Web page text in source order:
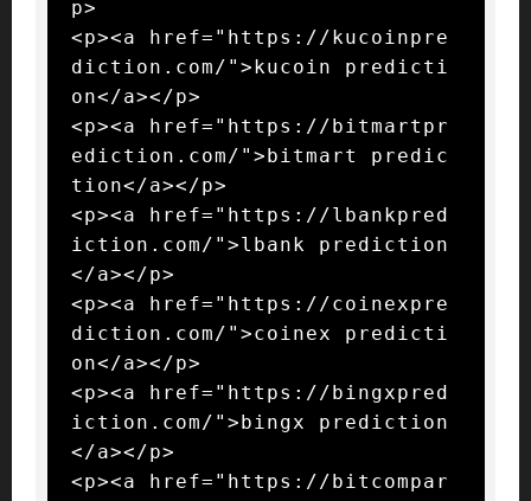
p>
<p><a href="https://kucoinpre
diction.com/">kucoin predicti
on</a></p>
<p><a href="https://bitmartpr
ediction.com/">bitmart predic
tion</a></p>
<p><a href="https://lbankpred
iction.com/">lbank prediction
</a></p>
<p><a href="https://coinexpre
diction.com/">coinex predicti
on</a></p>
<p><a href="https://bingxpred
iction.com/">bingx prediction
</a></p>
<p><a href="https://bitcompar